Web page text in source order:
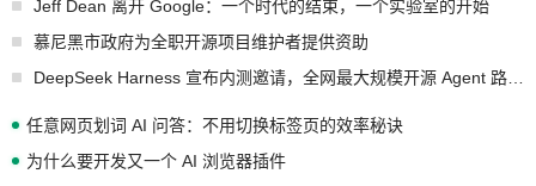
Jeff Dean 离开 Google：一个时代的结束，一个实验室的开始
慕尼黑市政府为全职开源项目维护者提供资助
任意网页划词 AI 问答：不用切换标签页的效率秘诀
为什么要开发又一个 AI 浏览器插件